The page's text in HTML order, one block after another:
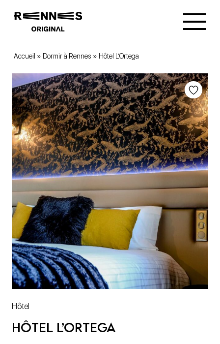
Accueil » Dormir à Rennes » Hôtel L’Ortega
Hôtel
Hôtel L’Ortega